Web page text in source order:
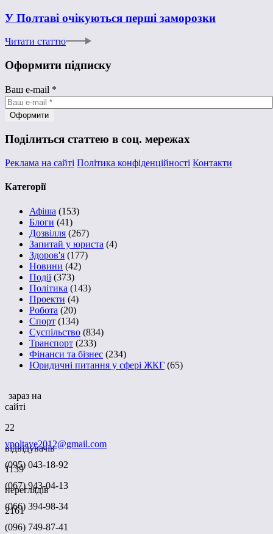
У Полтаві очікуються перші заморозки
Читати статтю
Оформити підписку
Ваш e-mail *
Поділиться статтею в соц. мережах
Реклама на сайті Політика конфіденційності Контакти
Категорії
Афіша (153)
Блоги (41)
Дозвілля (267)
Запитай у юриста (4)
Здоров'я (177)
Новини (42)
Події(373)
Політика (143)
Проекти (4)
Робота (20)
Спорт (134)
Суспільство (834)
Транспорт (233)
Фінанси та бізнес (234)
Юридичні питання у сфері ЖКГ (65)
зараз на
сайті
22
відвідувачів
1139
переглядів
2161
vpoltave2012@gmail.com
(095) 043-18-92
(067) 943-04-13
(066) 394-98-34
(096) 749-87-41